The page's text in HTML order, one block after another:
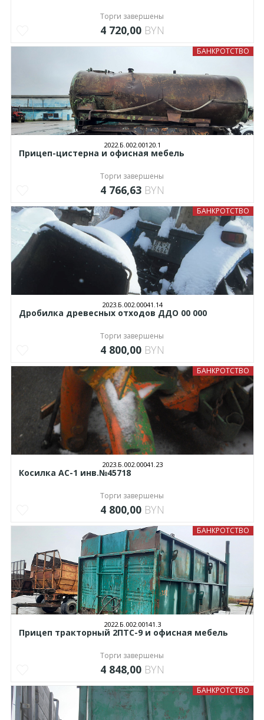
Торги завершены
4 720,00 BYN
БАНКРОТСТВО
2022.Б.002.00120.1
Прицеп-цистерна и офисная мебель
Торги завершены
4 766,63 BYN
БАНКРОТСТВО
2023.Б.002.00041.14
Дробилка древесных отходов ДДО 00 000
Торги завершены
4 800,00 BYN
БАНКРОТСТВО
2023.Б.002.00041.23
Косилка АС-1 инв.№45718
Торги завершены
4 800,00 BYN
БАНКРОТСТВО
2022.Б.002.00141.3
Прицеп тракторный 2ПТС-9 и офисная мебель
Торги завершены
4 848,00 BYN
БАНКРОТСТВО